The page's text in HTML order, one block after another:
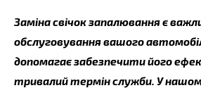
Заміна свічок запалювання є
обслуговування вашого
допомагає забезпечити його
тривалий термін служби. У